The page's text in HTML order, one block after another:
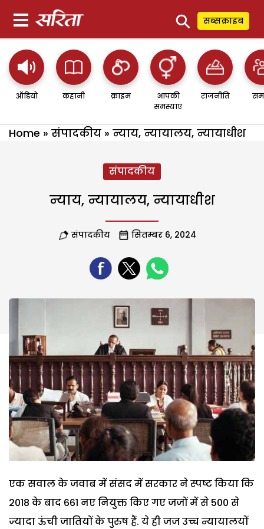
⚲ सब्सक्राइब
ऑडियो कहानी क्राइम
आपकी
समस्याएं
राजनीति
Home » संपादकीय » न्याय, न्यायालय, न्यायाधीश
संपादकीय
न्याय, न्यायालय, न्यायाधीश
संपादकीय सितम्बर 6, 2024
एक सवाल के जवाब में संसद में सरकार ने स्पष्ट किया कि
2018 के बाद 661 नए नियुक्त किए गए जजों में से 500 से
ज्यादा ऊंची जातियों के पुरुष हैं. ये ही जज उच्च न्यायालयों